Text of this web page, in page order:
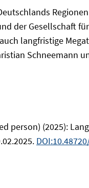
der Gesellschaft
langfristige
Schneemann
person) (2025):